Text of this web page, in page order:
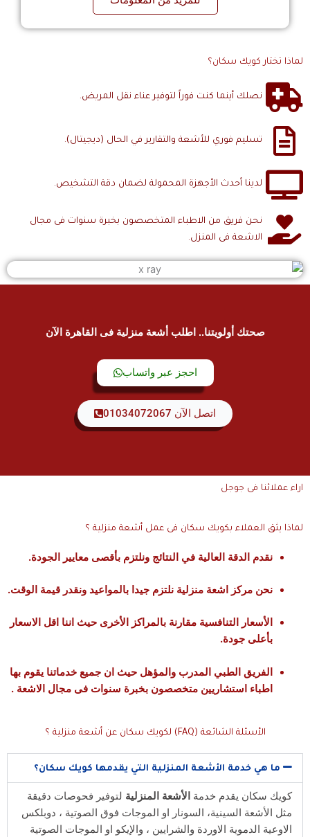
تختار كويك سكان؟
نصلك أينما كنت فوراً لتوفير عناء نقل المريض.
تسليم فوري للأشعة والتقارير في الحال (ديجيتال).
لدينا أحدث الأجهزة المحمولة لضمان دقة التشخيص.
نحن فريق من الاطباء المتخصصون بخبرة سنوات فى مجال
الاشعة فى المنزل.
صحتك أولويتنا.. اطلب أشعة منزلية فى القاهرة الآن
احجز عبر واتساب
اتصل الآن 01034072067
عملائنا فى جوجل
يثق العملاء بكويك سكان فى عمل أشعة منزلية ؟
نقدم الدقة العالية في النتائج ونلتزم بأقصى معايير الجودة.
نحن مركز اشعة منزلية نلتزم جيدا بالمواعيد ونقدر قيمة الوقت.
الأسعار التنافسية مقارنة بالمراكز الأخرى حيث اننا اقل الاسعار
بأعلى جودة.
الفريق الطبي المدرب والمؤهل حيث ان جميع خدماتنا يقوم بها
اطباء استشاريين متخصصون بخبرة سنوات فى مجال الاشعة .
الأسئلة الشائعة (FAQ) لكويك سكان عن أشعة منزلية ؟
ما هي خدمة الأشعة المنزلية التي يقدمها كويك سكان؟
سكان يقدم خدمةالأشعة المنزليةلتوفير فحوصات دقيقة
الأشعة السينية، السونار او الموجات فوق الصوتية ، دوبلكس
الدموية الاوردة والشرايين ، والإيكو او الموجات الصوتية